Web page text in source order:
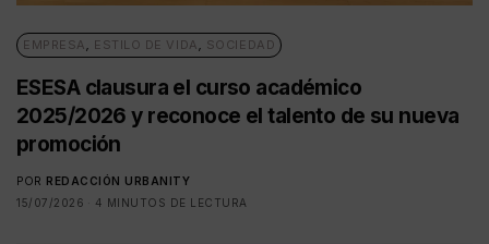
EMPRESA , ESTILO DE VIDA , SOCIEDAD
ESESA clausura el curso académico
2025/2026 y reconoce el talento de su nueva
promoción
POR REDACCIÓN URBANITY
15/07/2026
4 MINUTOS DE LECTURA